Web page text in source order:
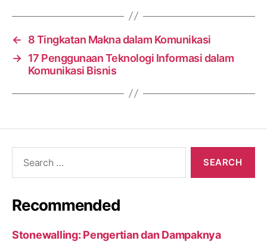
←
8 Tingkatan Makna dalam Komunikasi
→ 17 Penggunaan Teknologi Informasi dalam
Komunikasi Bisnis
Recommended
Stonewalling: Pengertian dan Dampaknya